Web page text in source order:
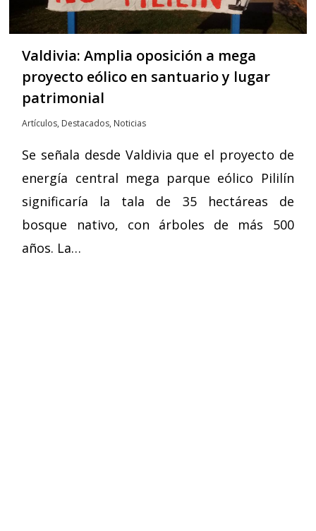
Valdivia: Amplia oposición a mega
proyecto eólico en santuario y lugar
patrimonial
Artículos, Destacados, Noticias
Se señala desde Valdivia que el proyecto de
energía central mega parque eólico Pililín
significaría la tala de 35 hectáreas de
bosque nativo, con árboles de más 500
años. La…